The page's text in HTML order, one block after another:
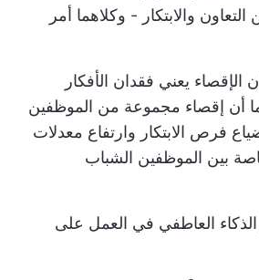
والابتكار - وكلاهما أمر
يعني فقدان الأفكار
أن إقصاء مجموعة من الموظفين
فرص الابتكار وارتفاع معدلات
بين الموظفين الشباب
العاطفي في العمل على